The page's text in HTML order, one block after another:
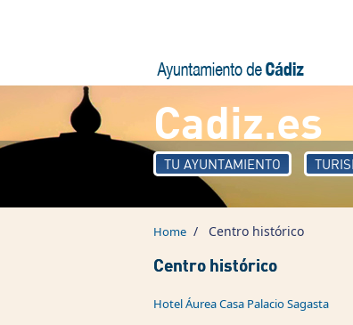
Cadiz.es
TU AYUNTAMIENTO
Home / Centro histórico
Centro histórico
Hotel Áurea Casa Palacio Sagasta